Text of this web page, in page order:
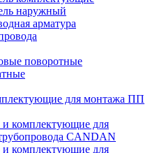
наружный
арматура
поворотные
для монтажа ПП
комплектующие для
CANDAN
комплектующие для